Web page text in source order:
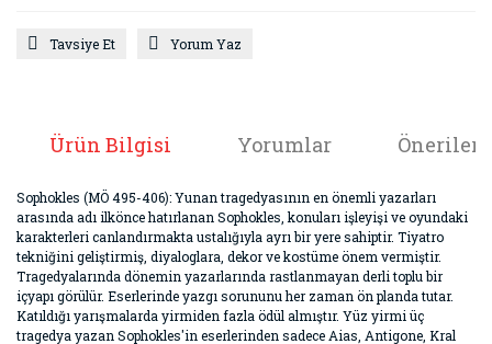
Tavsiye Et Yorum Yaz
Ürün Bilgisi Yorumlar
Sophokles (MÖ 495-406): Yunan tragedyasının en önemli yazarları
arasında adı ilkönce hatırlanan Sophokles, konuları işleyişi ve oyundaki
karakterleri canlandırmakta ustalığıyla ayrı bir yere sahiptir. Tiyatro
tekniğini geliştirmiş, diyaloglara, dekor ve kostüme önem vermiştir.
Tragedyalarında dönemin yazarlarında rastlanmayan derli toplu bir
içyapı görülür. Eserlerinde yazgı sorununu her zaman ön planda tutar.
Katıldığı yarışmalarda yirmiden fazla ödül almıştır. Yüz yirmi üç
tragedya yazan Sophokles'in eserlerinden sadece Aias, Antigone, Kral